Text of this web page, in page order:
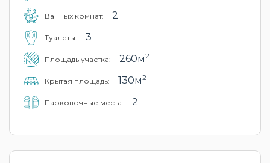
Ванных комнат: 2
Туалеты: 3
Площадь участка: 260м2
Крытая площадь: 130м2
Парковочные места: 2